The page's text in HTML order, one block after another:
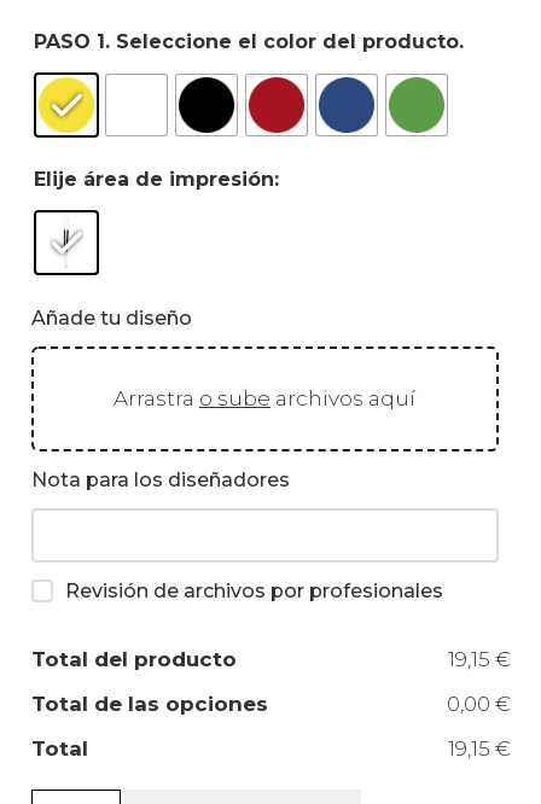
PASO 1. Seleccione el color del producto.
Elije área de impresión:
Añade tu diseño
Arrastra o sube archivos aquí
Nota para los diseñadores
Revisión de archivos por profesionales
Total del producto
19,15 €
Total de las opciones
0,00 €
Total
19,15 €